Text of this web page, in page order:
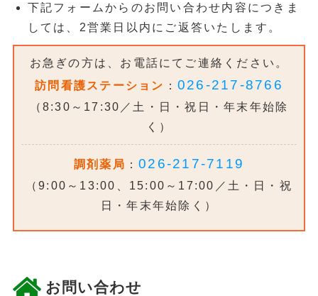
求人情報
下記フォームからのお問い合わせ内容につきま
しては、2営業日以内にご返答いたします。
お急ぎの方は、お電話にてご連絡ください。
訪問看護ステーション ： 026-217-8766
（8:30～17:30／土・日・祝日・年末年始除
く）
調剤薬局 ：026-217-7119
（9:00～13:00、15:00～17:00／土・日・祝
日・年末年始除く）
お問い合わせ